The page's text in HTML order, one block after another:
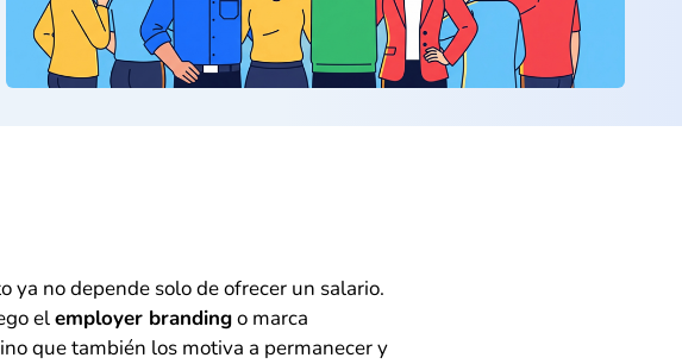
no depende solo de ofrecer un salario.
elemployer brandingo marca
que también los motiva a permanecer y